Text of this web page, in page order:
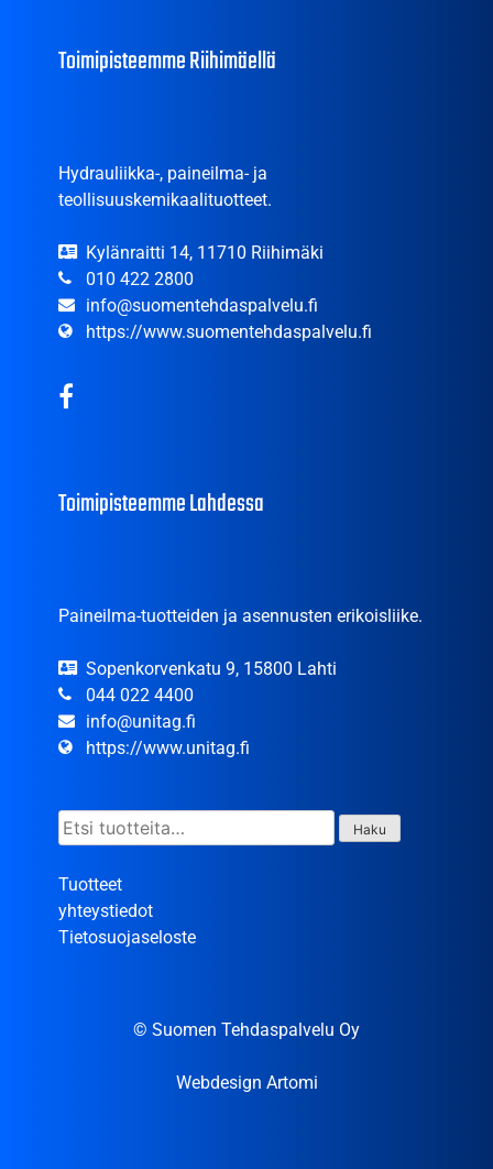
Toimipisteemme Riihimäellä
Hydrauliikka-, paineilma- ja
teollisuuskemikaalituotteet.
Kylänraitti 14, 11710 Riihimäki
010 422 2800
info@suomentehdaspalvelu.fi
https://www.suomentehdaspalvelu.fi
Toimipisteemme Lahdessa
Paineilma-tuotteiden ja asennusten erikoisliike.
Sopenkorvenkatu 9, 15800 Lahti
044 022 4400
info@unitag.fi
https://www.unitag.fi
Etsi: Haku
Tuotteet
yhteystiedot
Tietosuojaseloste
© Suomen Tehdaspalvelu Oy
Webdesign Artomi